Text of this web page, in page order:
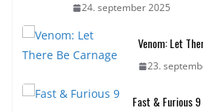
24. september 2025
Venom: Let
23.
Fast & Furious 9